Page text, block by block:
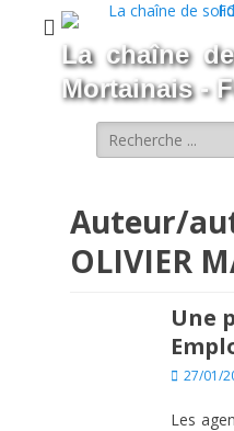
La chaîne
Mortainais -
Rechercher :
Auteur/
OLIVIER
Une
Posted
27/01/
Les